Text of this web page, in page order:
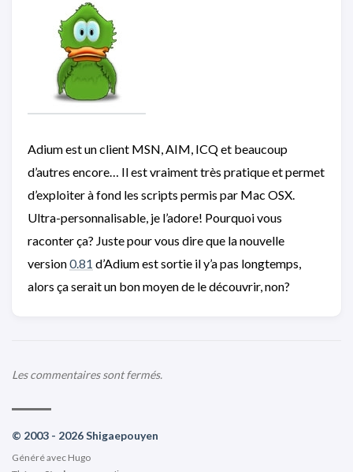
Adium est un client MSN, AIM, ICQ et beaucoup
d’autres encore… Il est vraiment très pratique et permet
d’exploiter à fond les scripts permis par Mac OSX.
Ultra-personnalisable, je l’adore! Pourquoi vous
raconter ça? Juste pour vous dire que la nouvelle
version0.81 d’Adium est sortie il y’a pas longtemps,
alors ça serait un bon moyen de le découvrir, non?
Les commentaires sont fermés.
© 2003 - 2026 Shigaepouyen
Généré avec Hugo